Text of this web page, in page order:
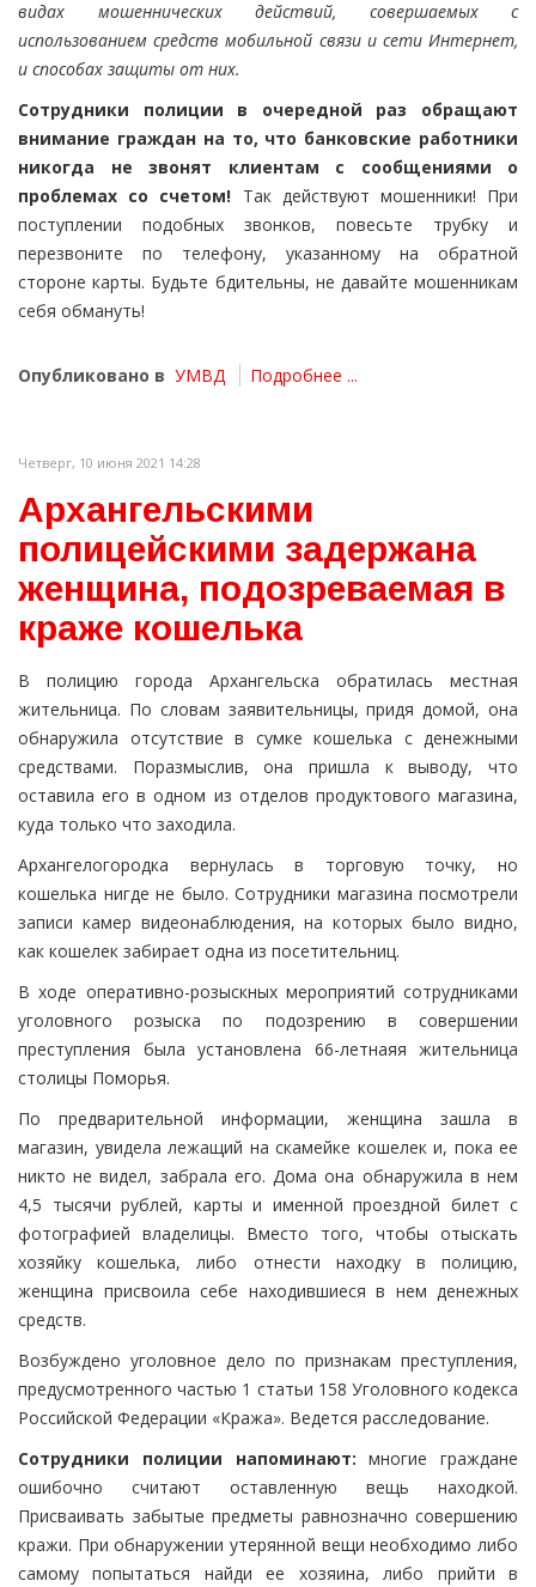
видах мошеннических действий, совершаемых с
использованием средств мобильной связи и сети Интернет,
и способах защиты от них.
Сотрудники полиции в очередной раз обращают
внимание граждан на то, что банковские работники
никогда не звонят клиентам с сообщениями о
проблемах со счетом! Так действуют мошенники! При
поступлении подобных звонков, повесьте трубку и
перезвоните по телефону, указанному на обратной
стороне карты. Будьте бдительны, не давайте мошенникам
себя обмануть!
Опубликовано в УМВД Подробнее ...
Четверг, 10 июня 2021 14:28
Архангельскими
полицейскими задержана
женщина, подозреваемая в
краже кошелька
В полицию города Архангельска обратилась местная
жительница. По словам заявительницы, придя домой, она
обнаружила отсутствие в сумке кошелька с денежными
средствами. Поразмыслив, она пришла к выводу, что
оставила его в одном из отделов продуктового магазина,
куда только что заходила.
Архангелогородка вернулась в торговую точку, но
кошелька нигде не было. Сотрудники магазина посмотрели
записи камер видеонаблюдения, на которых было видно,
как кошелек забирает одна из посетительниц.
В ходе оперативно-розыскных мероприятий сотрудниками
уголовного розыска по подозрению в совершении
преступления была установлена 66-летнаяя жительница
столицы Поморья.
По предварительной информации, женщина зашла в
магазин, увидела лежащий на скамейке кошелек и, пока ее
никто не видел, забрала его. Дома она обнаружила в нем
4,5 тысячи рублей, карты и именной проездной билет с
фотографией владелицы. Вместо того, чтобы отыскать
хозяйку кошелька, либо отнести находку в полицию,
женщина присвоила себе находившиеся в нем денежных
средств.
Возбуждено уголовное дело по признакам преступления,
предусмотренного частью 1 статьи 158 Уголовного кодекса
Российской Федерации «Кража». Ведется расследование.
Сотрудники полиции напоминают: многие граждане
ошибочно считают оставленную вещь находкой.
Присваивать забытые предметы равнозначно совершению
кражи. При обнаружении утерянной вещи необходимо либо
самому попытаться найди ее хозяина, либо прийти в